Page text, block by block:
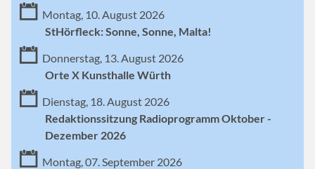
Montag, 10. August 2026
StHörfleck: Sonne, Sonne, Malta!
Donnerstag, 13. August 2026
Orte X Kunsthalle Würth
Dienstag, 18. August 2026
Redaktionssitzung Radioprogramm Oktober -
Dezember 2026
Montag, 07. September 2026